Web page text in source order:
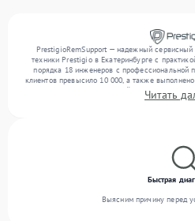
PrestigioRemSupport — надежный
техники Prestigio в Екатеринбурге с
порядка 18 инженеров с профессиональной
клиентов превысило 10 000, а также
000. Ежемесячно в сервисный центр
. Мы выполняем ремонт различного уровня
Читать
Быстрая
Выясним причину перед